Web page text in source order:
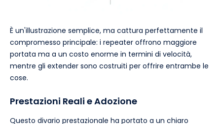
È un'illustrazione semplice, ma cattura perfettamente il
compromesso principale: i repeater offrono maggiore
portata ma a un costo enorme in termini di velocità,
mentre gli extender sono costruiti per offrire entrambe le
cose.
Prestazioni Reali e Adozione
Questo divario prestazionale ha portato a un chiaro